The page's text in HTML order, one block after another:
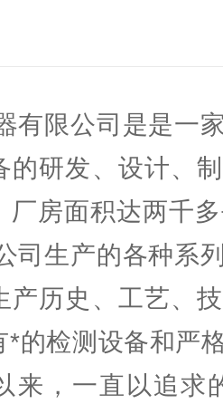
有限公司是是一
的研发、设计、
厂房面积达两千
司生产的各种系
产历史、工艺、
*的检测设备和严
来，一直以追求